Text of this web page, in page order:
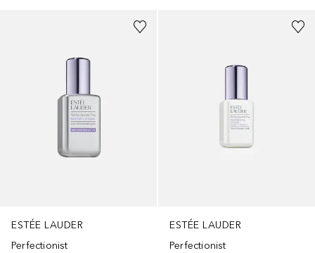
ESTÉE LAUDER
Perfectionist
ESTÉE LAUDER
Perfectionist